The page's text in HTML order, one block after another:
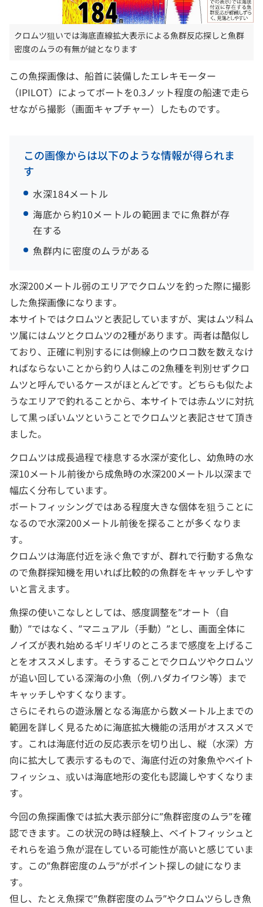
クロムツ狙いでは海底直線拡大表示による魚群反応探しと魚群
密度のムラの有無が鍵となります
この魚探画像は、船首に装備したエレキモーター
（IPILOT）によってボートを0.3ノット程度の船速で走ら
せながら撮影（画面キャプチャー）したものです。
この画像からは以下のような情報が得られま
す
水深184メートル
海底から約10メートルの範囲までに魚群が存
在する
魚群内に密度のムラがある
水深200メートル弱のエリアでクロムツを釣った際に撮影
した魚探画像になります。
本サイトではクロムツと表記していますが、実はムツ科ム
ツ属にはムツとクロムツの2種があります。両者は酷似し
ており、正確に判別するには側線上のウロコ数を数えなけ
ればならないことから釣り人はこの2魚種を判別せずクロ
ムツと呼んでいるケースがほとんどです。どちらも似たよ
うなエリアで釣れることから、本サイトでは赤ムツに対抗
して黒っぽいムツということでクロムツと表記させて頂き
ました。
クロムツは成長過程で棲息する水深が変化し、幼魚時の水
深10メートル前後から成魚時の水深200メートル以深まで
幅広く分布しています。
ボートフィッシングではある程度大きな個体を狙うことに
なるので水深200メートル前後を探ることが多くなりま
す。
クロムツは海底付近を泳ぐ魚ですが、群れで行動する魚な
ので魚群探知機を用いれば比較的の魚群をキャッチしやす
いと言えます。
魚探の使いこなしとしては、感度調整を”オート（自
動）”ではなく、”マニュアル（手動）”とし、画面全体に
ノイズが表れ始めるギリギリのところまで感度を上げるこ
とをオススメします。そうすることでクロムツやクロムツ
が追い回している深海の小魚（例.ハダカイワシ等）まで
キャッチしやすくなります。
さらにそれらの遊泳層となる海底から数メートル上までの
範囲を詳しく見るために海底拡大機能の活用がオススメで
す。これは海底付近の反応表示を切り出し、縦（水深）方
向に拡大して表示するもので、海底付近の対象魚やベイト
フィッシュ、或いは海底地形の変化も認識しやすくなりま
す。
今回の魚探画像では拡大表示部分に”魚群密度のムラ”を確
認できます。この状況の時は経験上、ベイトフィッシュと
それらを追う魚が混在している可能性が高いと感じていま
す。この”魚群密度のムラ”がポイント探しの鍵になりま
す。
但し、たとえ魚探で”魚群密度のムラ”やクロムツらしき魚